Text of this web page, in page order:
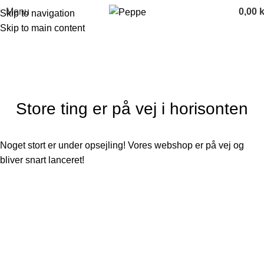
Skip to navigation
Skip to main content
Menu 0,00
Categories
Store ting er på vej i horisonten
Noget stort er under opsejling! Vores webshop er på vej og
bliver snart lanceret!